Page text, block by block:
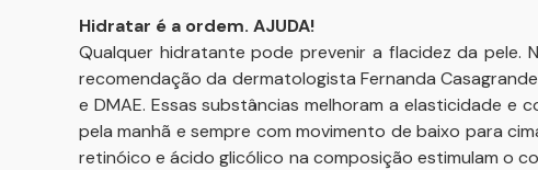
Hidratar é a ordem. AJUDA!
Qualquer hidratante pode prevenir a flacidez da pele.
recomendação da dermatologista Fernanda
e DMAE. Essas substâncias melhoram a elasticidade e
pela manhã e sempre com movimento de baixo para
retinóico e ácido glicólico na composição estimulam o